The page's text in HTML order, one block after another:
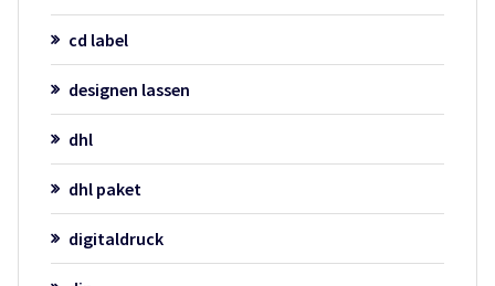
cd label
designen lassen
dhl
dhl paket
digitaldruck